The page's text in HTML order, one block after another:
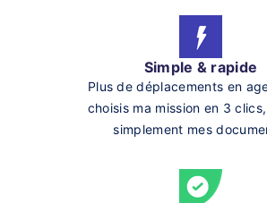
Simple & rapide
Plus de déplacements en
choisis ma mission en 3
simplement mes